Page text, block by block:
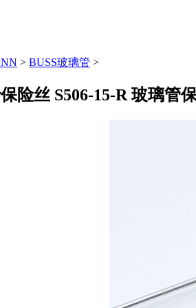
> BUSS玻璃管 >
险丝 S506-15-R 玻璃管